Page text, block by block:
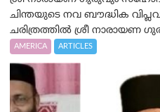
ചിന്തയുടെ നവ ബൗദ്ധിക
ചരിത്രത്തിൽ ശ്രീ നാരായണ
AMERICA ARTICLES